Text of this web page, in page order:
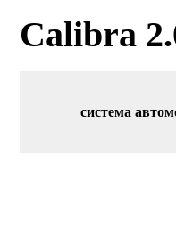
Calibra
система